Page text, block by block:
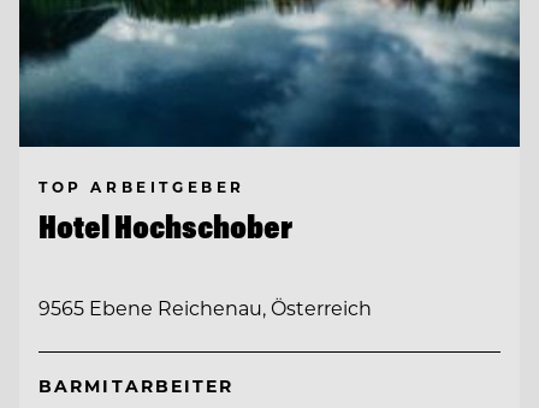
TOP ARBEITGEBER
Hotel Hochschober
9565 Ebene Reichenau, Österreich
BARMITARBEITER